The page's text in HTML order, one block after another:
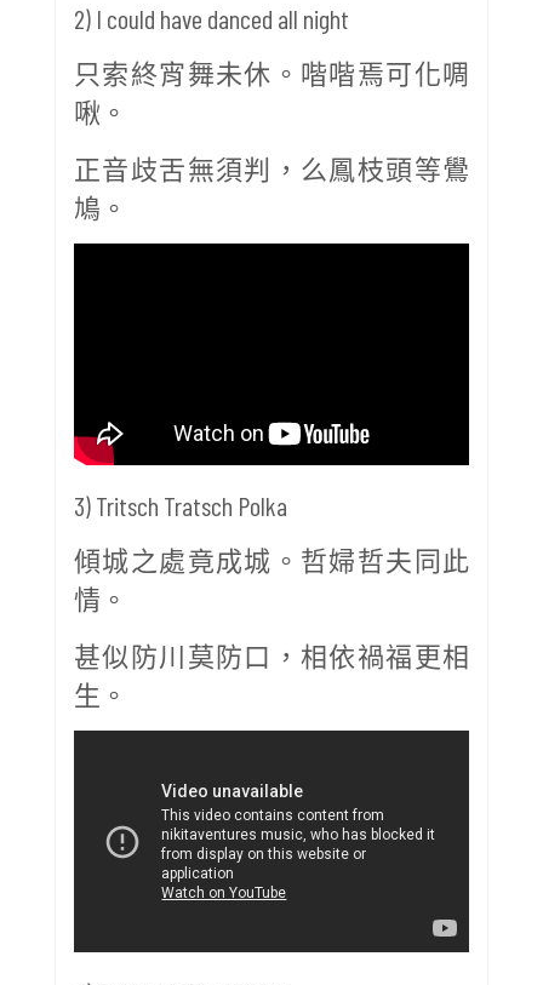
2) I could have danced all night
只索終宵舞未休。喈喈焉可化啁
啾。
正音歧舌無須判，么鳳枝頭等鷽
鳩。
3) Tritsch Tratsch Polka
傾城之處竟成城。哲婦哲夫同此
情。
甚似防川莫防口，相依禍福更相
生。